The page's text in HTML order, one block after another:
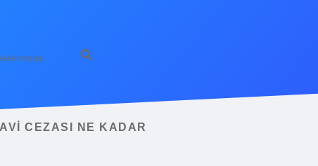
CEZASI NE KADAR